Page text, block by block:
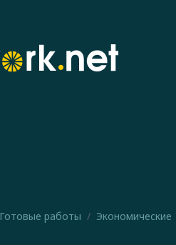
Готовые работы Экономические